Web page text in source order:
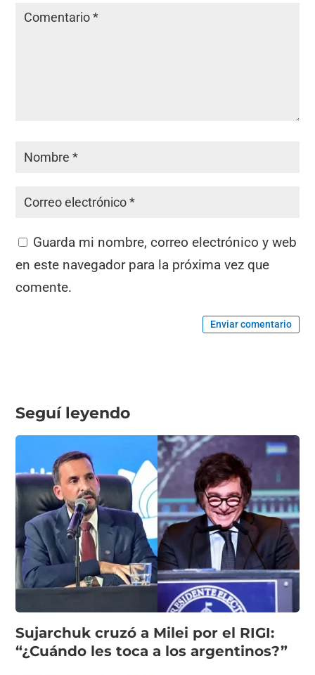
Guarda mi nombre, correo electrónico y web
en este navegador para la próxima vez que
comente.
Enviar comentario
Seguí leyendo
Sujarchuk cruzó a Milei por el RIGI:
“¿Cuándo les toca a los argentinos?”